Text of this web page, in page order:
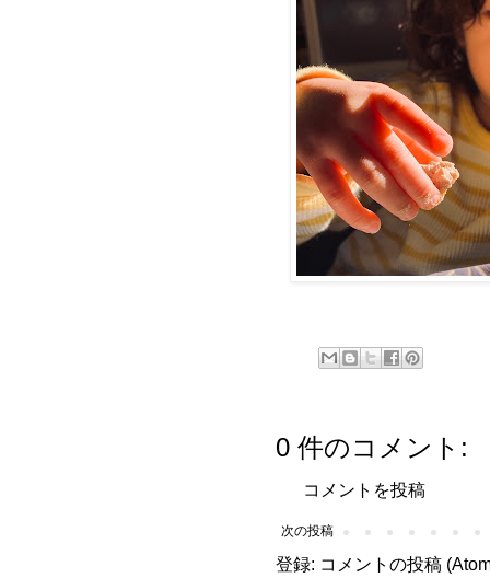
0 件のコメント:
コメントを投稿
次の投稿
登録: コメントの投稿